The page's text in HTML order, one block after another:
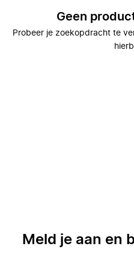
Geen
Probeer je zoekopdracht te
Meld je aan en